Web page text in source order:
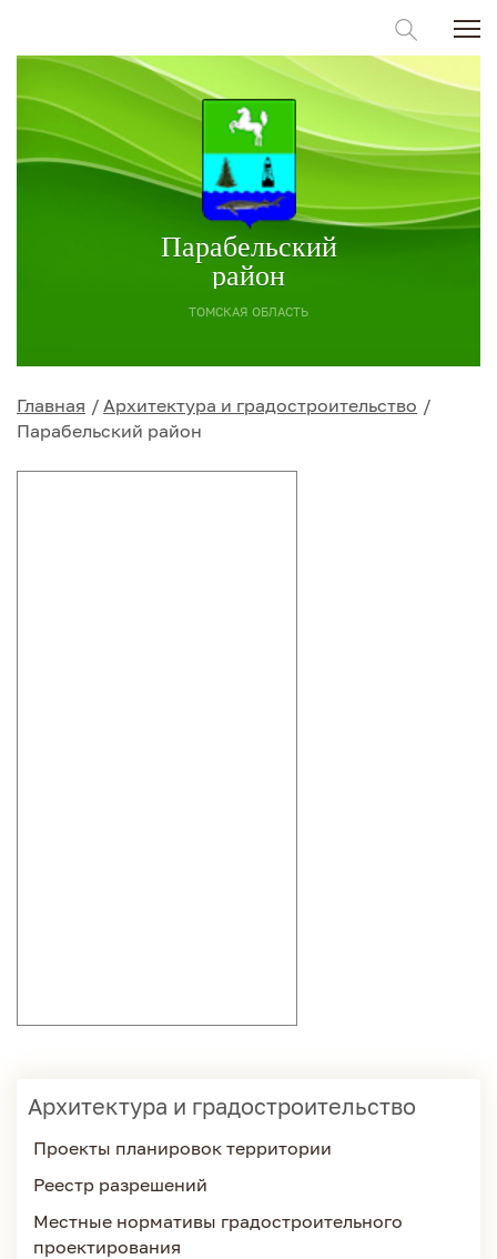
Парабельский
район
ТОМСКАЯ ОБЛАСТЬ
Главная
Архитектура и градостроительство
Парабельский район
Архитектура и градостроительство
Проекты планировок территории
Реестр разрешений
Местные нормативы градостроительного
проектирования